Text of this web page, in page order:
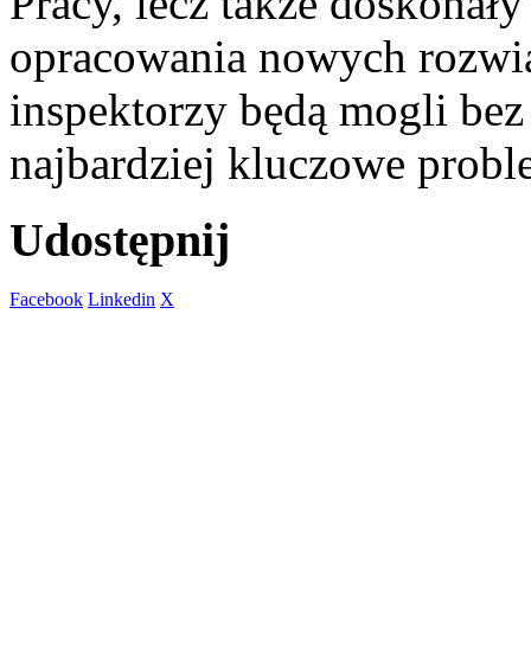
opracowania nowych
inspektorzy będą mogli
najbardziej kluczowe
Udostępnij
Facebook Linkedin X